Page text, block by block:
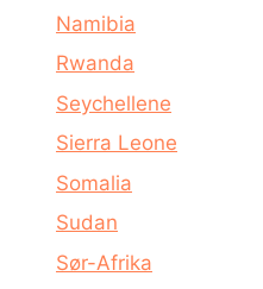
Namibia
Rwanda
Seychellene
Sierra Leone
Somalia
Sudan
Sør-Afrika